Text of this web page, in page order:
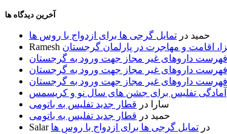
آخرین دیدگاه ها
حمید در تمایل گرجی ها برای ازدواج با روس ها
Ramesh اقامت و مهاجرت در پارلمان گرجستان
فهرست داروهای غیر مجاز جهت ورود به گرجستان
فهرست داروهای غیر مجاز جهت ورود به گرجستان
فهرست داروهای غیر مجاز جهت ورود به گرجستان
آمادگی تفلیس برای جشن های سال نو و کریسمس
سارا
در قطار جدید تفلیس به باتومی
حمید در قطار جدید تفلیس به باتومی
Salar
در تمایل گرجی ها برای ازدواج با روس ها